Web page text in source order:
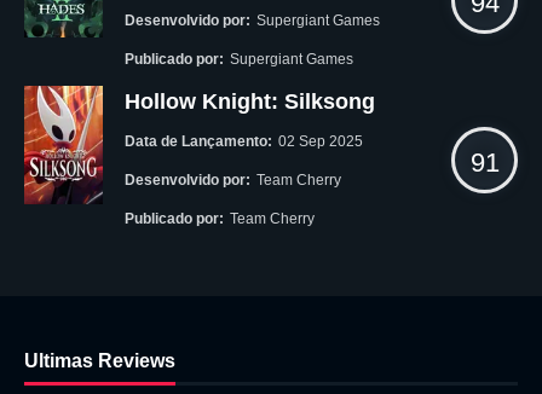
Desenvolvido por: Supergiant Games
Publicado por: Supergiant Games
Hollow Knight: Silksong
Data de Lançamento: 02 Sep 2025
Desenvolvido por: Team Cherry
Publicado por: Team Cherry
91
Ultimas Reviews